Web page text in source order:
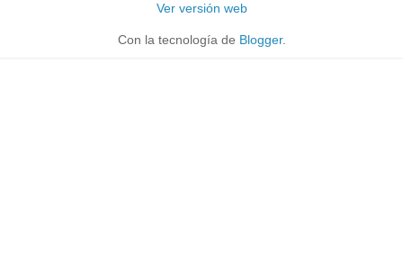
Ver versión web
Con la tecnología de Blogger.